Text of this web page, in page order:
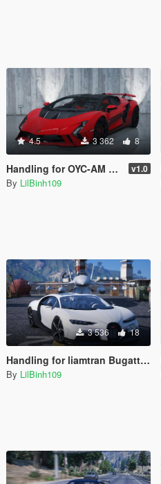
4.5 3 362 8
Handling for OYC-AM Lamborghini Invencible v1.0
By LilBinh109
3 536 18
Handling for liamtran Bugatti super sport 2023
By LilBinh109